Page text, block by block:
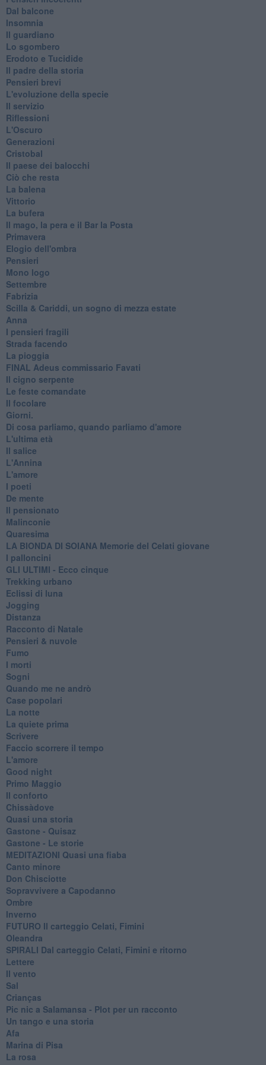
Dal balcone
Insomnia
Il guardiano
Lo sgombero
Erodoto e Tucidide
Il padre della storia
Pensieri brevi
L'evoluzione della specie
Il servizio
Riflessioni
L'Oscuro
Generazioni
Cristobal
Il paese dei balocchi
Ciò che resta
La balena
Vittorio
La bufera
Il mago, la pera e il Bar la Posta
Primavera
Elogio dell'ombra
Pensieri
Mono logo
Settembre
Fabrizia
​Scilla & Cariddi, un sogno di mezza estate
Anna
I pensieri fragili
Strada facendo
La pioggia
FINAL Adeus commissario Favati
Il cigno serpente
Le feste comandate
Il focolare
Giorni.
Di cosa parliamo, quando parliamo d'amore
L'ultima età
Il salice
L'Annina
L'amore
I poeti
De mente
Il pensionato
Malinconie
Quaresima
LA BIONDA DI SOIANA Memorie del Celati giovane
I palloncini
GLI ULTIMI - Ecco cinque
Trekking urbano
Eclissi di luna
Jogging
Distanza
Racconto di Natale
Pensieri & nuvole
Fumo
I morti
Sogni
Quando me ne andrò
Case popolari
La notte
La quiete prima
Scrivere
Faccio scorrere il tempo
L'amore
Good night
Primo Maggio
Il conforto
Chissàdove
Quasi una storia
Gastone - Quisaz
Gastone - Le storie
MEDITAZIONI Quasi una fiaba
Canto minore
Don Chisciotte
Sopravvivere a Capodanno
Ombre
Inverno
FUTURO Il carteggio Celati, Fimini
Oleandra
SPIRALI Dal carteggio Celati, Fimini e ritorno
Lettere
Il vento
Sal
Crianças
Pic nic a Salamansa - Plot per un racconto
Un tango e una storia
Afa
Marina di Pisa
La rosa